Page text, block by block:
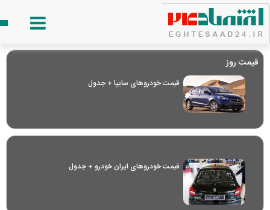
قیمت روز
قیمت خودرو‌های سایپا + جدول
قیمت خودرو‌های ایران خودرو + جدول